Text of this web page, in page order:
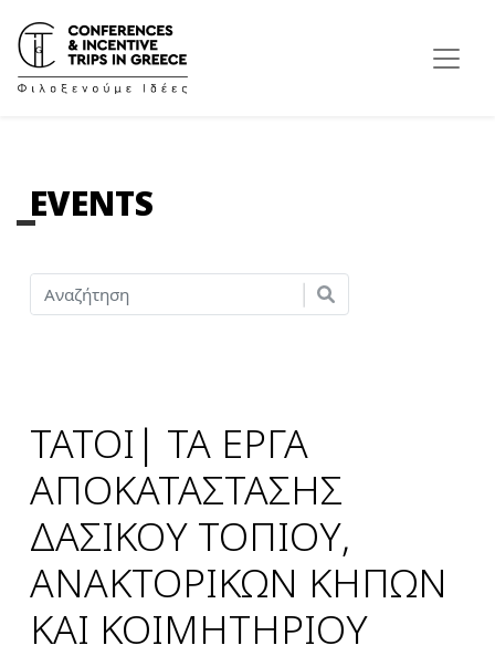
EVENTS
ΤΑΤΟΙ| ΤΑ ΕΡΓΑ
ΑΠΟΚΑΤΑΣΤΑΣΗΣ
ΔΑΣΙΚΟΥ ΤΟΠΙΟΥ,
ΑΝΑΚΤΟΡΙΚΩΝ ΚΗΠΩΝ
ΚΑΙ ΚΟΙΜΗΤΗΡΙΟΥ